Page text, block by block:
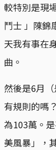
較特別是現
鬥士 」陳錦
天我有事在
曲。
然後是6月
有規則的嗎
為103萬。
美風暴」，